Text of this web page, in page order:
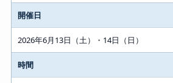
開催日
2026年6月13日（土）・14日（日）
時間